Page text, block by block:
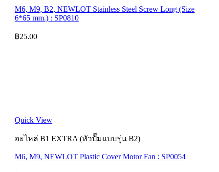
M6, M9, B2, NEWLOT Stainless Steel Screw Long (Size
6*65 mm.) : SP0810
฿25.00
Quick View
อะไหล่ B1 EXTRA (หัวปั๊มแบบรุ่น B2)
M6, M9, NEWLOT Plastic Cover Motor Fan : SP0054